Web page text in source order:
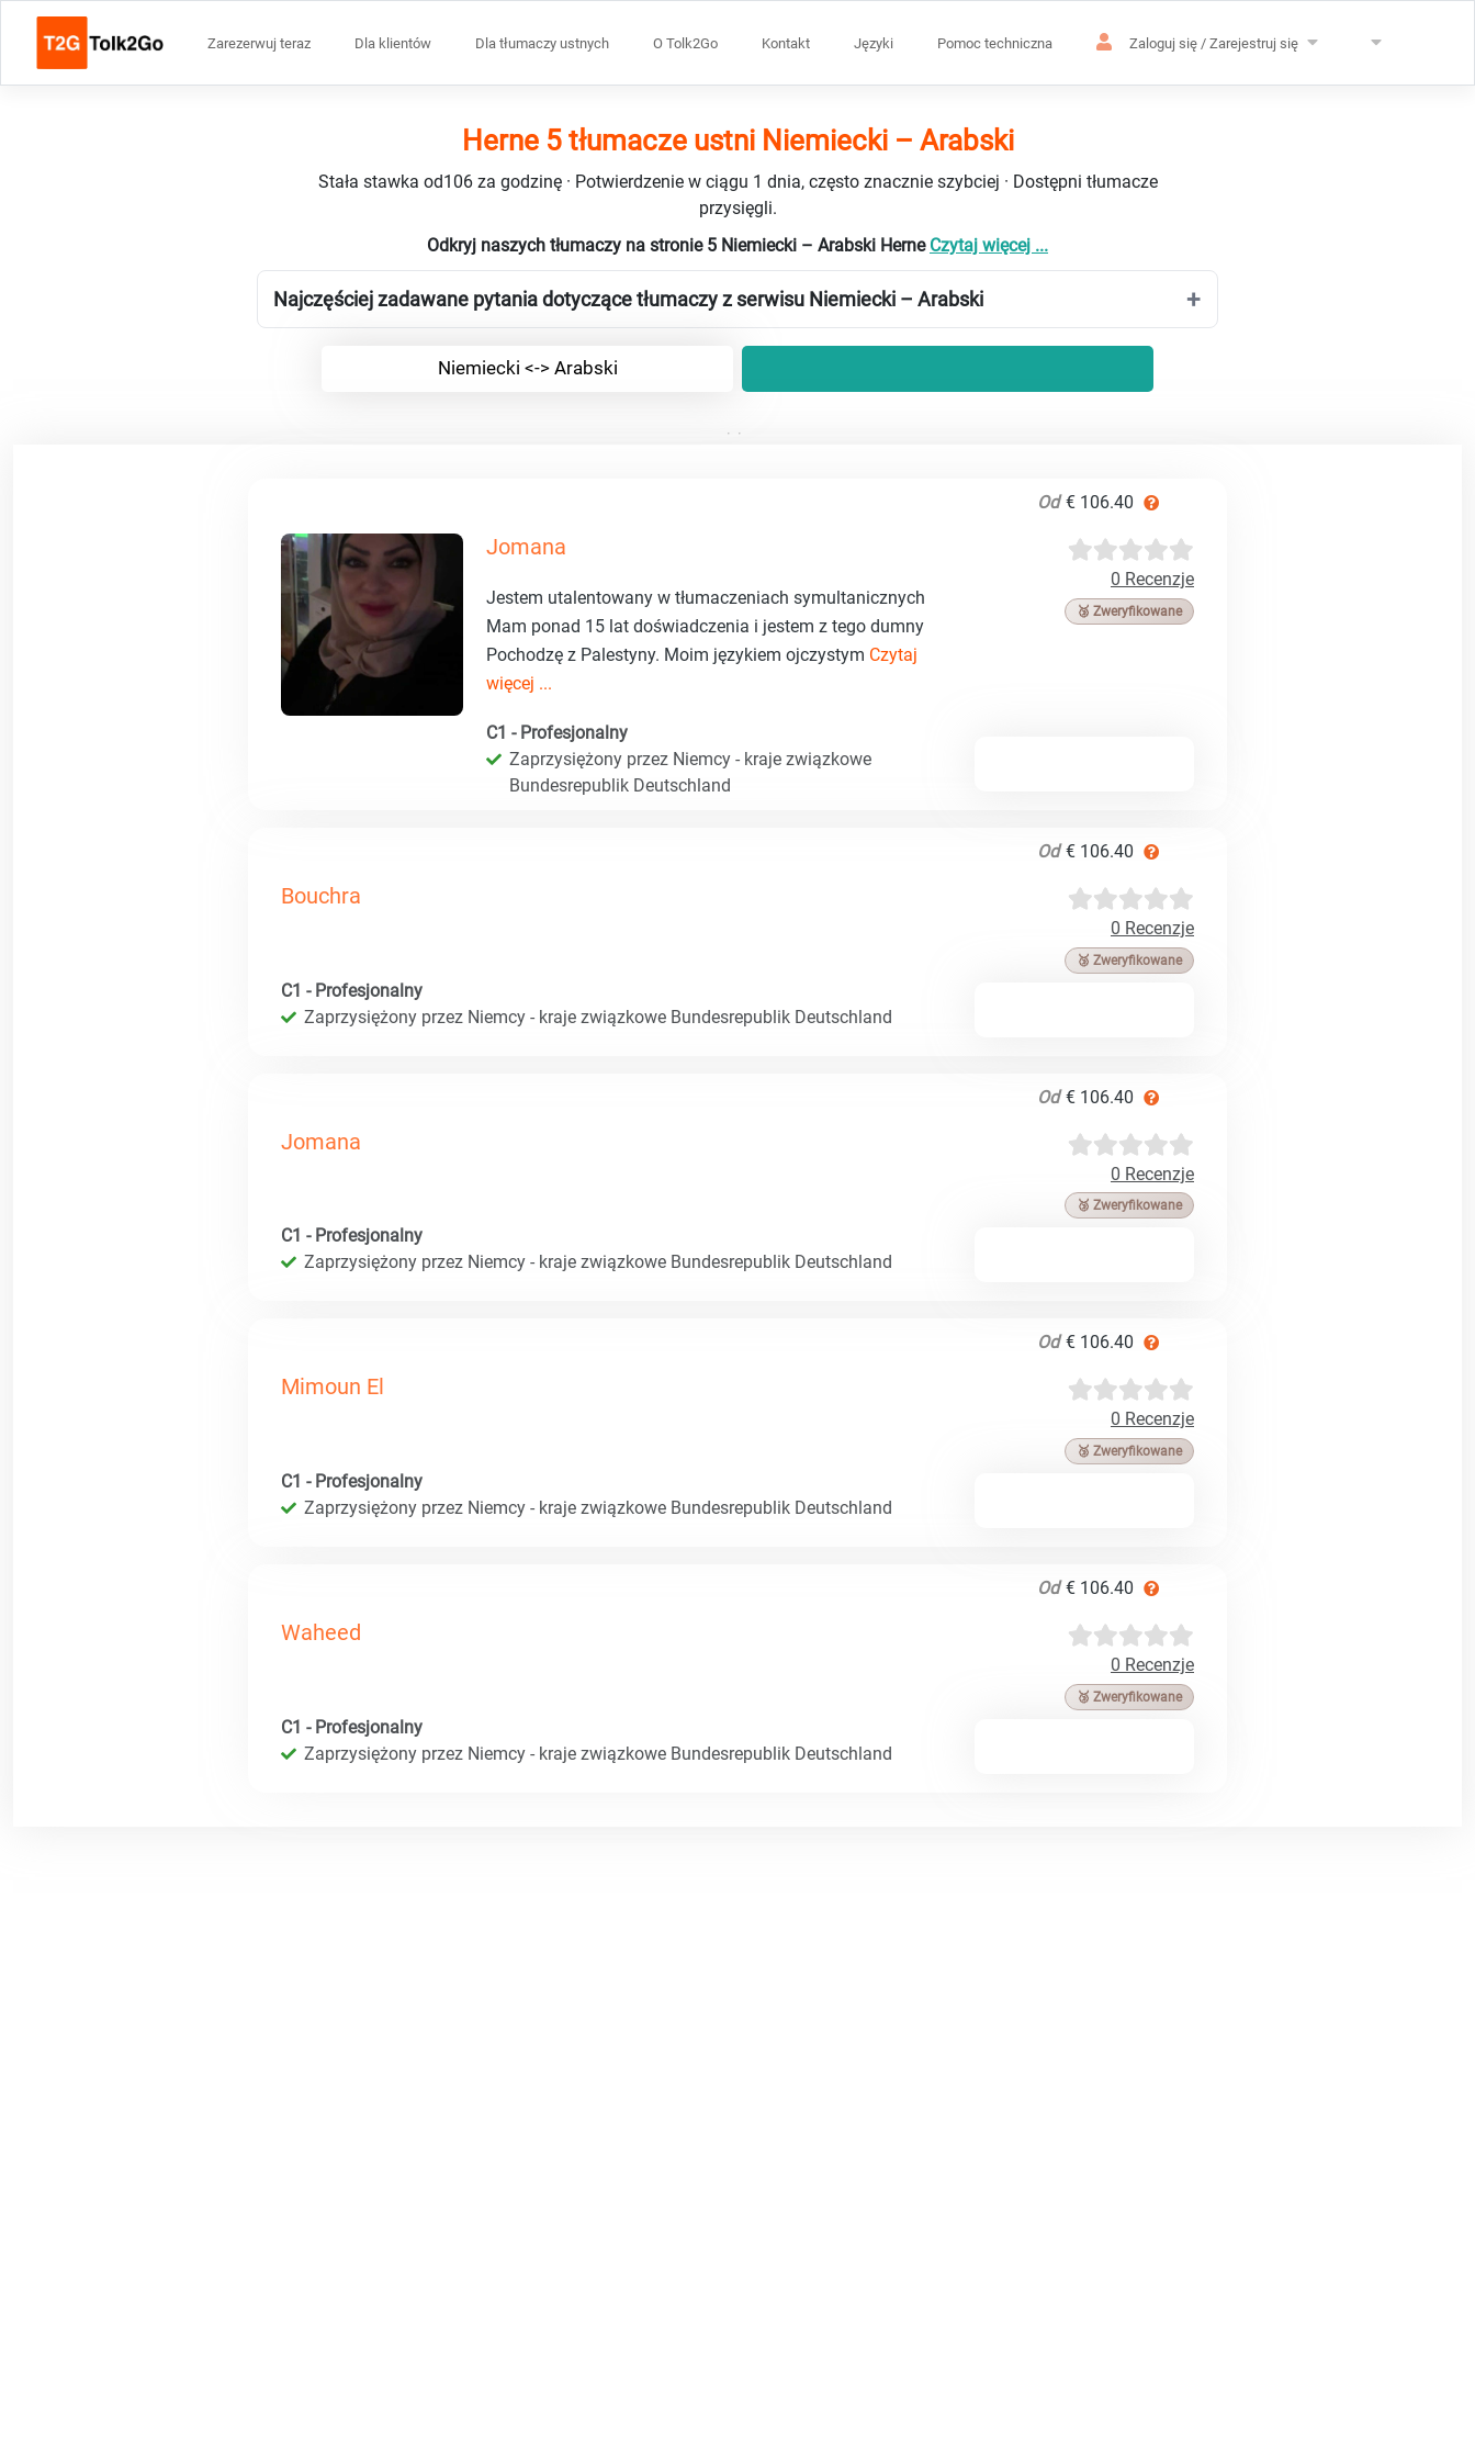
Zarezerwuj teraz Dla klientów Dla tłumaczy ustnych O Tolk2Go Kontakt Języki Pomoc techniczna Zaloguj się / Zarejestruj się
Herne 5 tłumacze ustni Niemiecki – Arabski
Stała stawka od106 za godzinę · Potwierdzenie w ciągu 1 dnia, często znacznie szybciej · Dostępni tłumacze
przysięgli.
Odkryj naszych tłumaczy na stronie 5 Niemiecki – Arabski Herne Czytaj więcej ...
Najczęściej zadawane pytania dotyczące tłumaczy z serwisu Niemiecki – Arabski
Niemiecki <-> Arabski
Od€ 106.40
Jomana
0 Recenzje
🥉 Zweryfikowane
Jestem utalentowany w tłumaczeniach symultanicznych
Mam ponad 15 lat doświadczenia i jestem z tego dumny
Pochodzę z Palestyny. Moim językiem ojczystym Czytaj
więcej ...
C1 - Profesjonalny
Zaprzysiężony przez Niemcy - kraje związkowe
Bundesrepublik Deutschland
Od€ 106.40
Bouchra
0 Recenzje
🥉 Zweryfikowane
C1 - Profesjonalny
Zaprzysiężony przez Niemcy - kraje związkowe Bundesrepublik Deutschland
Od€ 106.40
Jomana
0 Recenzje
🥉 Zweryfikowane
C1 - Profesjonalny
Zaprzysiężony przez Niemcy - kraje związkowe Bundesrepublik Deutschland
Od€ 106.40
Mimoun El
0 Recenzje
🥉 Zweryfikowane
C1 - Profesjonalny
Zaprzysiężony przez Niemcy - kraje związkowe Bundesrepublik Deutschland
Od€ 106.40
Waheed
0 Recenzje
🥉 Zweryfikowane
C1 - Profesjonalny
Zaprzysiężony przez Niemcy - kraje związkowe Bundesrepublik Deutschland